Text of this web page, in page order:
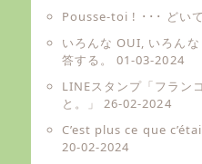
Pousse-toi ! ･･･ どいて
いろんな OUI, いろん
答する。
01-03-2024
LINEスタンプ「フラン
と。」
26-02-2024
C’est plus ce que
20-02-2024